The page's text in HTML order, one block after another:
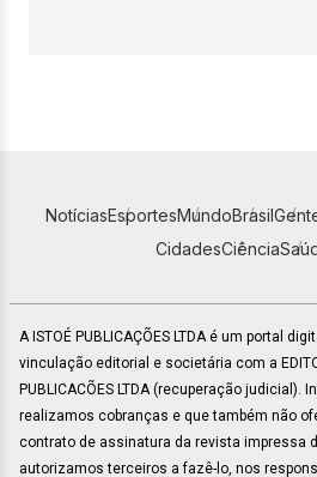
NotíciasEsportesMundoBrasil
CidadesCiência
A ISTOÉ PUBLICAÇÕES LTDA é um portal
vinculação editorial e societária com a
PUBLICACÕES LTDA (recuperação
realizamos cobranças e que também não
contrato de assinatura da revista impressa
autorizamos terceiros a fazê-lo, nos